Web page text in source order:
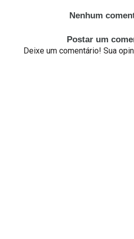
Nenhum
Postar um
Deixe um comentário! Sua